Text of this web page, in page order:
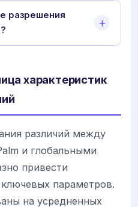
разрешения
характеристик
различий между
и глобальными
привести
параметров.
на усредненных